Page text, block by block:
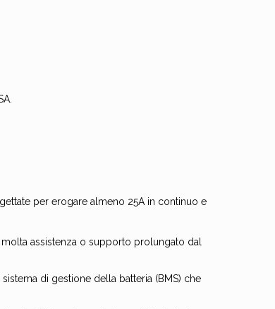
per erogare almeno 25A in continuo e
assistenza o supporto prolungato dal
di gestione della batteria (BMS) che